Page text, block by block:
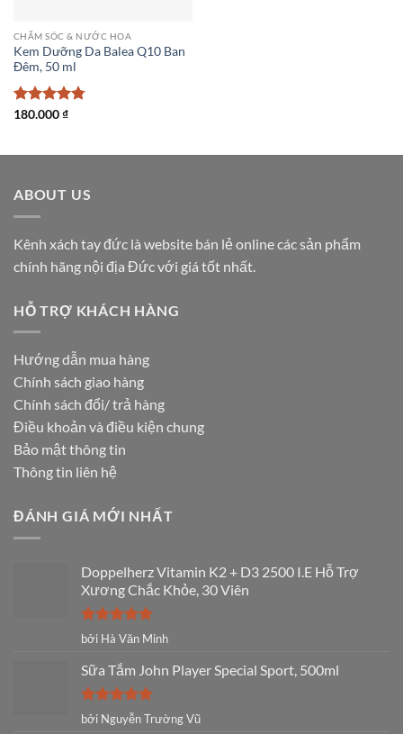
CHĂM SÓC & NƯỚC HOA
Kem Dưỡng Da Balea Q10 Ban
Đêm, 50 ml
Được xếp
180.000₫
ABOUT US
Kênh xách tay đức là website bán lẻ online các sản phẩm
chính hãng nội địa Đức với giá tốt nhất.
HỖ TRỢ KHÁCH HÀNG
Hướng dẫn mua hàng
Chính sách giao hàng
Chính sách đổi/ trả hàng
Điều khoản và điều kiện chung
Bảo mật thông tin
Thông tin liên hệ
ĐÁNH GIÁ MỚI NHẤT
Doppelherz Vitamin K2 + D3 2500 I.E Hỗ Trợ
Xương Chắc Khỏe, 30 Viên
Được xếp
sao
bởi Hà Văn Minh
Sữa Tắm John Player Special Sport, 500ml
Được xếp
hạng
5
bởi Nguyễn Trường Vũ